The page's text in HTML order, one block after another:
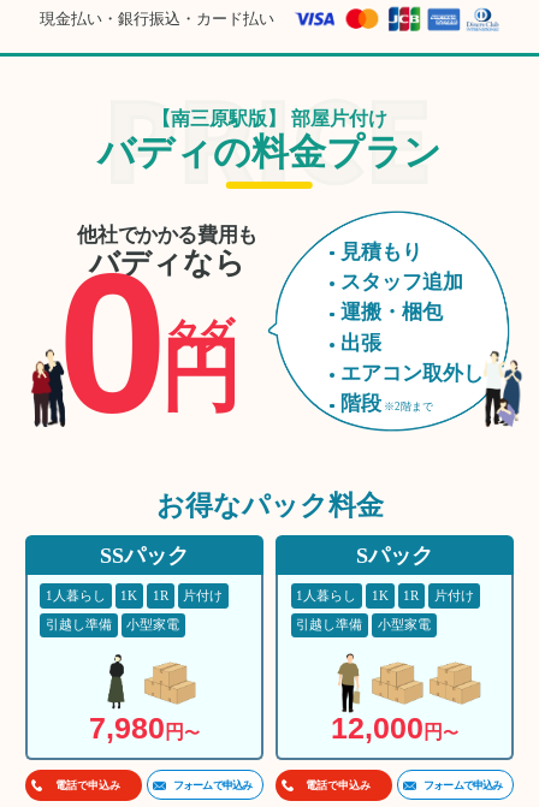
現金払い・銀行振込・カード払い
【南三原駅版】 部屋片付け
バディの料金プラン
他社でかかる費用も
バディなら
0円
タダ
見積もり
スタッフ追加
運搬・梱包
出張
エアコン取外し
階段 ※2階まで
お得なパック料金
SSパック
1人暮らし 1K 1R 片付け
引越し準備 小型家電
7,980 円 〜
電話で申込み フォームで申込み
Sパック
1人暮らし 1K 1R 片付け
引越し準備 小型家電
12,000 円 〜
電話で申込み フォームで申込み